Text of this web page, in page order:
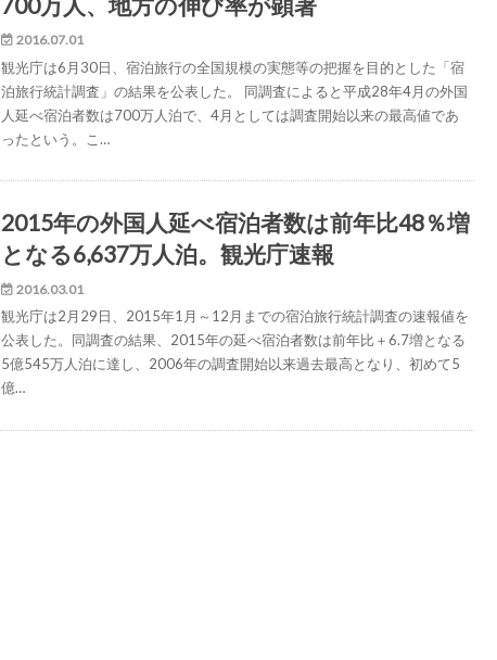
2016.07.01
観光庁は6月30日、宿泊旅行の全国規模の実態等の把握を目的とした「宿
泊旅行統計調査」の結果を公表した。 同調査によると平成28年4月の外国
人延べ宿泊者数は700万人泊で、4月としては調査開始以来の最高値であ
ったという。こ…
2015年の外国人延べ宿泊者数は前年比48％増
となる6,637万人泊。観光庁速報
2016.03.01
観光庁は2月29日、2015年1月～12月までの宿泊旅行統計調査の速報値を
公表した。同調査の結果、2015年の延べ宿泊者数は前年比＋6.7増となる
5億545万人泊に達し、2006年の調査開始以来過去最高となり、初めて5
億…